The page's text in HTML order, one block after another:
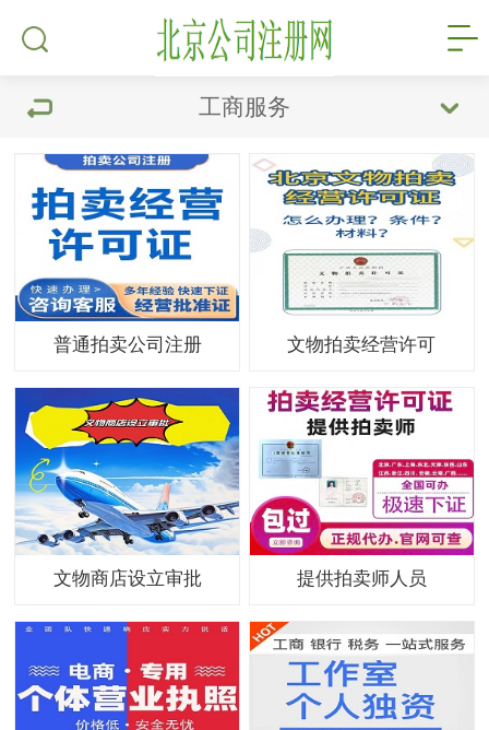
工商服务
普通拍卖公司注册 文物拍卖经营许可
文物商店设立审批 提供拍卖师人员